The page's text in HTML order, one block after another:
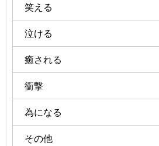
笑える
泣ける
癒される
衝撃
為になる
その他